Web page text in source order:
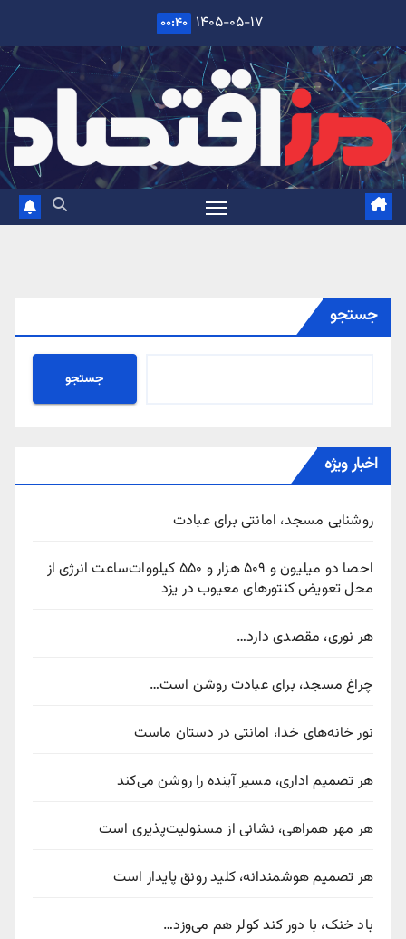
content
۱۴۰۵-۰۵-۱۷ ۰۰:۴۰
جستجو
جستجو
اخبار ویژه
روشنایی مسجد، امانتی برای عبادت
احصا دو میلیون و ۵۰۹ هزار و ۵۵۰ کیلووات‌ساعت انرژی از
محل تعویض کنتورهای معیوب در یزد
هر نوری، مقصدی دارد…
چراغ مسجد، برای عبادت روشن است…
نور خانه‌های خدا، امانتی در دستان ماست
هر تصمیم اداری، مسیر آینده را روشن می‌کند
هر مهر همراهی، نشانی از مسئولیت‌پذیری است
هر تصمیم هوشمندانه، کلید رونق پایدار است
باد خنک، با دور کند کولر هم می‌وزد…